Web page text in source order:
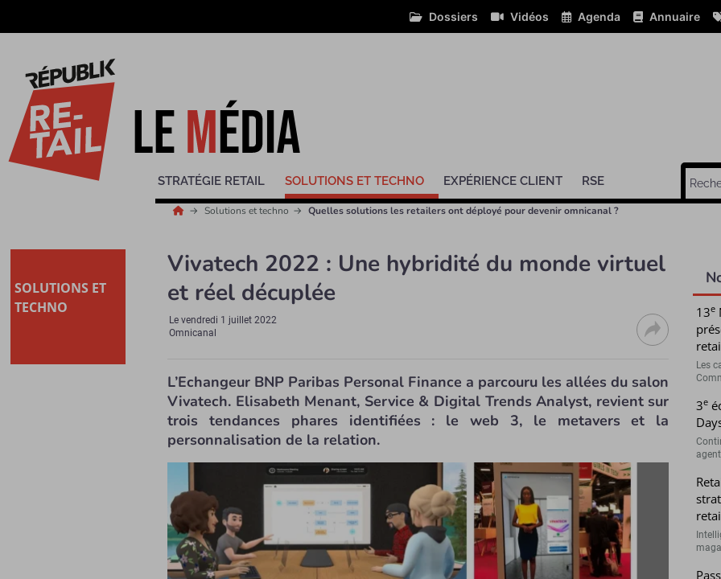
Dossiers Vidéos Agenda Annuaire
STRATÉGIE RETAIL SOLUTIONS ET TECHNO EXPÉRIENCE CLIENT RSE
Solutions et techno Quelles solutions les retailers ont déployé pour devenir omnicanal ?
SOLUTIONS ET
TECHNO
Vivatech 2022 : Une hybridité du monde virtuel
et réel décuplée
Levendredi 1 juillet 2022
Omnicanal
L’Echangeur BNP Paribas Personal Finance a parcouru les allées du salon
Vivatech. Elisabeth Menant, Service & Digital Trends Analyst, revient sur
trois tendances phares identifiées : le web 3, le metavers et la
personnalisation de la relation.
13e
Les
3e